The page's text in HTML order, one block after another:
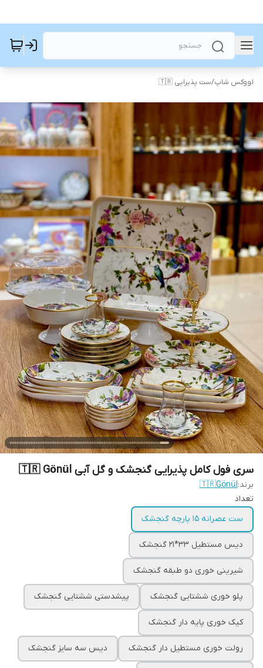
لووکس شاپ/ست پذیرایی 🇹🇷
سری فول کامل پذیرایی گنجشک و گل آبی 🇹🇷 Gönül
برند:🇹🇷Gönül
تعداد
ست عصرانه ۱۵ پارچه گنجشک
دیس مستطیل ۳۳*۲۱ گنجشک
شیرینی خوری دو طبقه گنجشک
پلو خوری ششتایی گنجشک پیشدستی ششتایی گنجشک
کیک خوری پایه دار گنجشک
رولت خوری مستطیل دار گنجشک دیس سه سایز گنجشک